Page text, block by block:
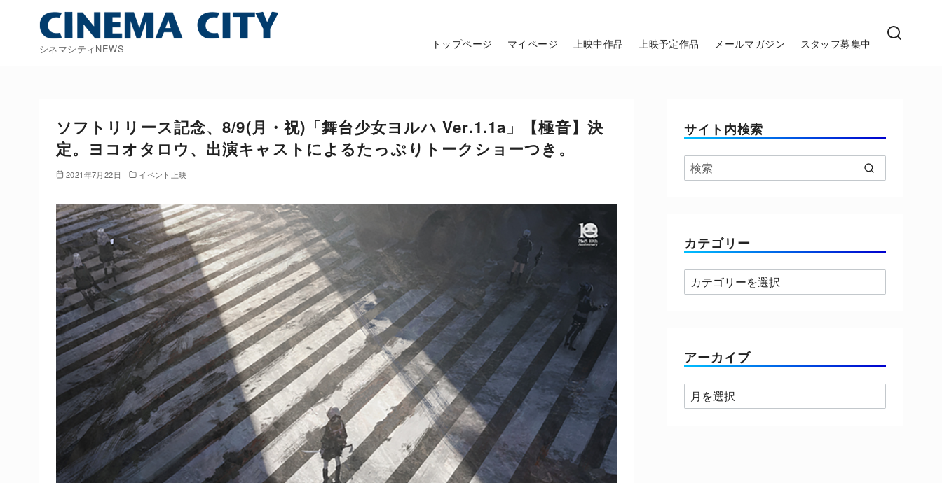
シネマシティNEWS トップページ マイページ 上映中作品 上映予定作品 メールマガジン スタッフ募集中
ソフトリリース記念、8/9(月・祝)「舞台少女ヨルハ Ver.1.1a」【極音】決
定。ヨコオタロウ、出演キャストによるたっぷりトークショーつき。
2021年7月22日 イベント上映
サイト内検索
カテゴリー
カ
テ
ー
アーカイブ
ア
ー